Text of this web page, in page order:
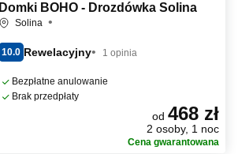
Domki BOHO - Drozdówka Solina
Solina
10.0 Rewelacyjny 1 opinia
Bezpłatne anulowanie
Brak przedpłaty
od 468 zł
2 osoby, 1 noc
Cena gwarantowana